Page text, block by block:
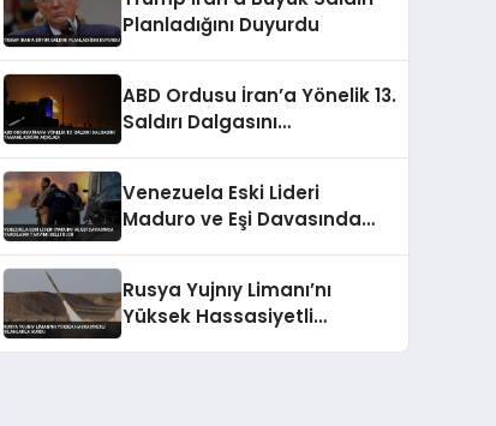
Planladığını Duyurdu
ABD Ordusu İran’a Yönelik 13.
Saldırı Dalgasını
Venezuela Eski Lideri
Maduro ve Eşi Davasında
Rusya Yujnıy Limanı’nı
Yüksek Hassasiyetli